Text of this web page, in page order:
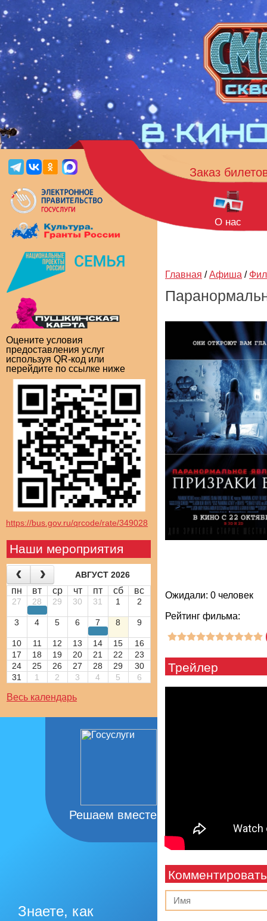
Оцените условия
предоставления услуг
используя QR-код или
перейдите по ссылке ниже
https://bus.gov.ru/qrcode/rate/349028
Наши мероприятия
АВГУСТ 2026
пн вт ср чт пт сб вс
27 28 29 30 31 1 2
3 4 5 6 7 8 9
10 11 12 13 14 15
16
17
18 19 20 21 22
23
24
25 26 27 28 29
30
31
1 2 3 4 5 6
Весь календарь
Решаем вместе
Знаете, как
Заказ
О нас
Главная / Афиша /
Ожидали: 0 человек
Рейтинг фильма:
Трейлер
Комментировать